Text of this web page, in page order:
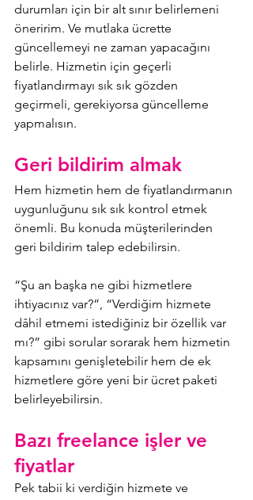
durumları için bir alt sınır belirlemeni
öneririm. Ve mutlaka ücrette
güncellemeyi ne zaman yapacağını
belirle. Hizmetin için geçerli
fiyatlandırmayı sık sık gözden
geçirmeli, gerekiyorsa güncelleme
yapmalısın.
Geri bildirim almak
Hem hizmetin hem de fiyatlandırmanın
uygunluğunu sık sık kontrol etmek
önemli. Bu konuda müşterilerinden
geri bildirim talep edebilirsin.
“Şu an başka ne gibi hizmetlere
ihtiyacınız var?”, “Verdiğim hizmete
dâhil etmemi istediğiniz bir özellik var
mı?” gibi sorular sorarak hem hizmetin
kapsamını genişletebilir hem de ek
hizmetlere göre yeni bir ücret paketi
belirleyebilirsin.
Bazı freelance işler ve
fiyatlar
Pek tabii ki verdiğin hizmete ve